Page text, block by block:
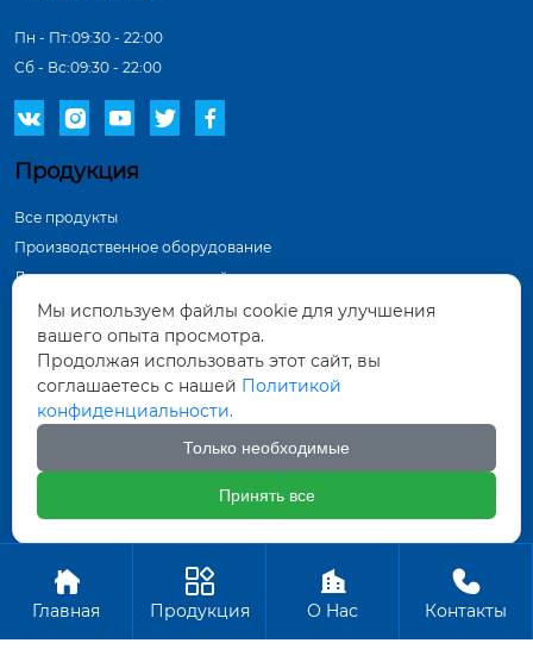
Пн - Пт:09:30 - 22:00
Сб - Вс:09:30 - 22:00
    
Продукция
Все продукты
Производственное оборудование
Демонстрация в мастерской
Инспекционное оборудование
Контактная информация
Тунхуа Группа, промышленный парк по
производству оборудования, город Датун,
571452961@qq.com
Авторское право ©ООО Датун Тунхуа Горных Машин
Производство

Главная

Продукция

О Hас

Контакты
Мы используем файлы cookie для улучшения
вашего опыта просмотра.
Продолжая использовать этот сайт, вы
соглашаетесь с нашей Политикой
конфиденциальности.
Только необходимые
Принять все